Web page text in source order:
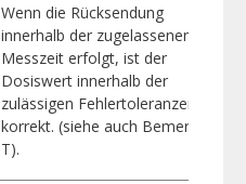
Wenn die Rücksendung
innerhalb der zugelassenen
Messzeit erfolgt, ist der
Dosiswert innerhalb der
zulässigen Fehlertoleranzen
korrekt. (siehe auch Bemerkung
T).